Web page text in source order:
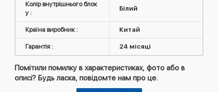
Колір внутрішнього блок
у :
Білий
Країна виробник : Китай
Гарантія : 24 місяці
Помітили помилку в характеристиках, фото або в
описі? Будь ласка, повідомте нам про це.